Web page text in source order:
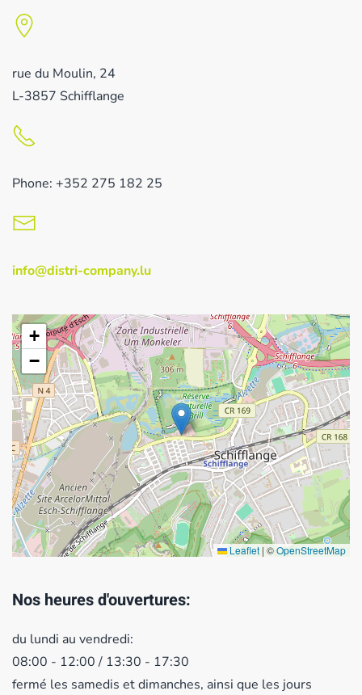
rue du Moulin, 24
L-3857 Schifflange
Phone: +352 275 182 25
info@distri-company.lu
+
−
Leaflet | ©OpenStreetMap
Nos heures d'ouvertures:
du lundi au vendredi:
08:00 - 12:00 / 13:30 - 17:30
fermé les samedis et dimanches, ainsi que les jours